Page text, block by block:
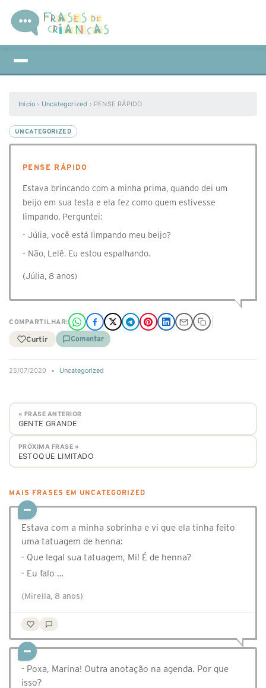
Início › Uncategorized › PENSE RÁPIDO
UNCATEGORIZED
PENSE RÁPIDO
Estava brincando com a minha prima, quando dei um
beijo em sua testa e ela fez como quem estivesse
limpando. Perguntei:
- Júlia, você está limpando meu beijo?
- Não, Lelê. Eu estou espalhando.
(Júlia, 8 anos)
COMPARTILHAR:
Curtir Comentar
25/07/2020 • Uncategorized
« FRASE ANTERIOR
GENTE GRANDE
PRÓXIMA FRASE »
ESTOQUE LIMITADO
MAIS FRASES EM UNCATEGORIZED
Estava com a minha sobrinha e vi que ela tinha feito
uma tatuagem de henna:
- Que legal sua tatuagem, Mi! É de henna?
- Eu falo …
(Mirella, 8 anos)
- Poxa, Marina! Outra anotação na agenda. Por que
isso?